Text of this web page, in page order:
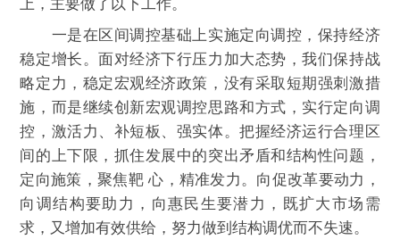
上，主要做了以下工作。
一是在区间调控基础上实施定向调控，保持经济
稳定增长。面对经济下行压力加大态势，我们保持战
略定力，稳定宏观经济政策，没有采取短期强刺激措
施，而是继续创新宏观调控思路和方式，实行定向调
控，激活力、补短板、强实体。把握经济运行合理区
间的上下限，抓住发展中的突出矛盾和结构性问题，
定向施策，聚焦靶 心，精准发力。向促改革要动力，
向调结构要助力，向惠民生要潜力，既扩大市场需
求，又增加有效供给，努力做到结构调优而不失速。